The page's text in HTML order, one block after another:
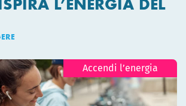
L’ENERGIA DEL
Accendi l’energia